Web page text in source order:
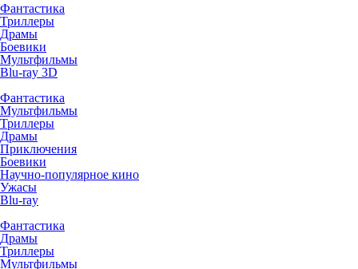
Фантастика
Триллеры
Драмы
Боевики
Мультфильмы
Blu-ray 3D
Фантастика
Мультфильмы
Триллеры
Драмы
Приключения
Боевики
Научно-популярное кино
Ужасы
Blu-ray
Фантастика
Драмы
Триллеры
Мультфильмы